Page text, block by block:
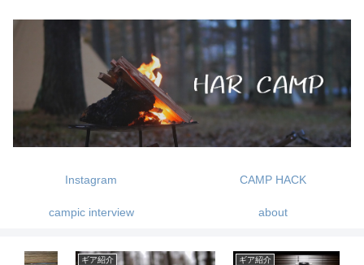
Instagram CAMP HACK
campic interview about
ギア紹介 ギア紹介